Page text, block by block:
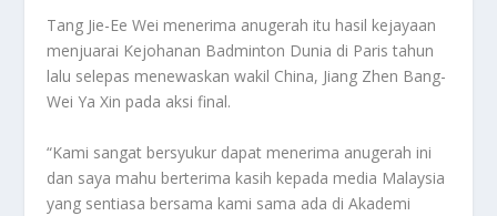
Tang Jie-Ee Wei menerima anugerah itu hasil kejayaan
menjuarai Kejohanan Badminton Dunia di Paris tahun
lalu selepas menewaskan wakil China, Jiang Zhen Bang-
Wei Ya Xin pada aksi final.
“Kami sangat bersyukur dapat menerima anugerah ini
dan saya mahu berterima kasih kepada media Malaysia
yang sentiasa bersama kami sama ada di Akademi